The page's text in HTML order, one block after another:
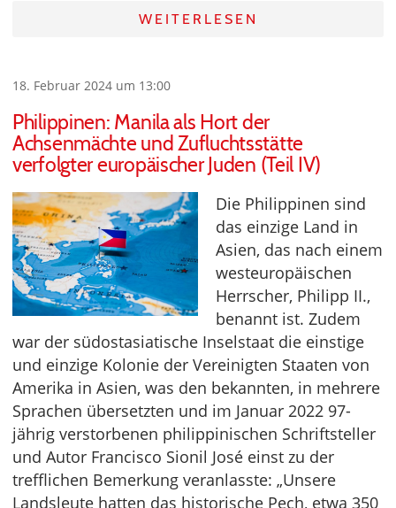
WEITERLESEN
18. Februar 2024 um 13:00
Philippinen: Manila als Hort der
Achsenmächte und Zufluchtsstätte
verfolgter europäischer Juden (Teil IV)
Die Philippinen sind
das einzige Land in
Asien, das nach einem
westeuropäischen
Herrscher, Philipp II.,
benannt ist. Zudem
war der südostasiatische Inselstaat die einstige
und einzige Kolonie der Vereinigten Staaten von
Amerika in Asien, was den bekannten, in mehrere
Sprachen übersetzten und im Januar 2022 97-
jährig verstorbenen philippinischen Schriftsteller
und Autor Francisco Sionil José einst zu der
trefflichen Bemerkung veranlasste: „Unsere
Landsleute hatten das historische Pech, etwa 350